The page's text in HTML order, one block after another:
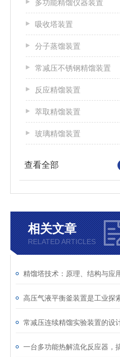
多功能精馏仪器装置
吸收塔装置
分子蒸馏装置
常减压不锈钢精馏装置
反应精馏装置
萃取精馏装置
玻璃精馏装置
查看全部
相关文章
RELATED ARTICLES